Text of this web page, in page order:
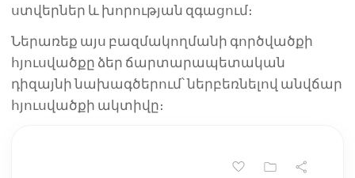
ստվերներ և խորության զգացում։
Ներառեք այս բազմակողմանի գործվածքի
հյուսվածքը ձեր ճարտարապետական
դիզայնի նախագծերում՝ ներբեռնելով անվճար
հյուսվածքի ակտիվը։